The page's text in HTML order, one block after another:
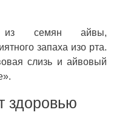
из семян айвы,
запаха изо рта.
слизь и айвовый
здоровью